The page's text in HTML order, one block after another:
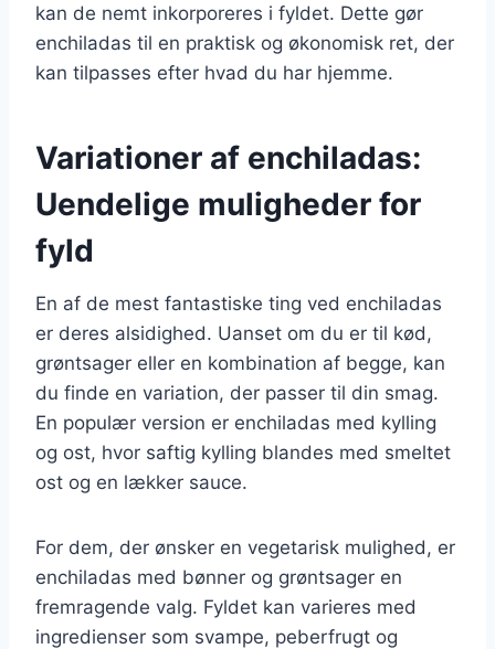
kan de nemt inkorporeres i fyldet. Dette gør
enchiladas til en praktisk og økonomisk ret, der
kan tilpasses efter hvad du har hjemme.
Variationer af enchiladas:
Uendelige muligheder for
fyld
En af de mest fantastiske ting ved enchiladas
er deres alsidighed. Uanset om du er til kød,
grøntsager eller en kombination af begge, kan
du finde en variation, der passer til din smag.
En populær version er enchiladas med kylling
og ost, hvor saftig kylling blandes med smeltet
ost og en lækker sauce.
For dem, der ønsker en vegetarisk mulighed, er
enchiladas med bønner og grøntsager en
fremragende valg. Fyldet kan varieres med
ingredienser som svampe, peberfrugt og